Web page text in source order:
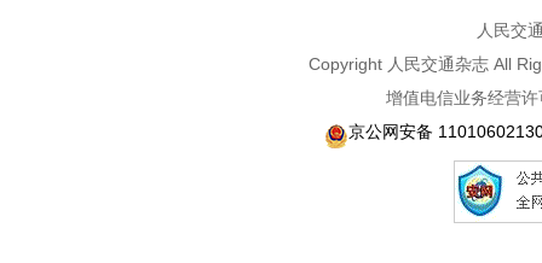
人民交
Copyright 人民交通杂志 All
增值电信业务经营
京公网安备